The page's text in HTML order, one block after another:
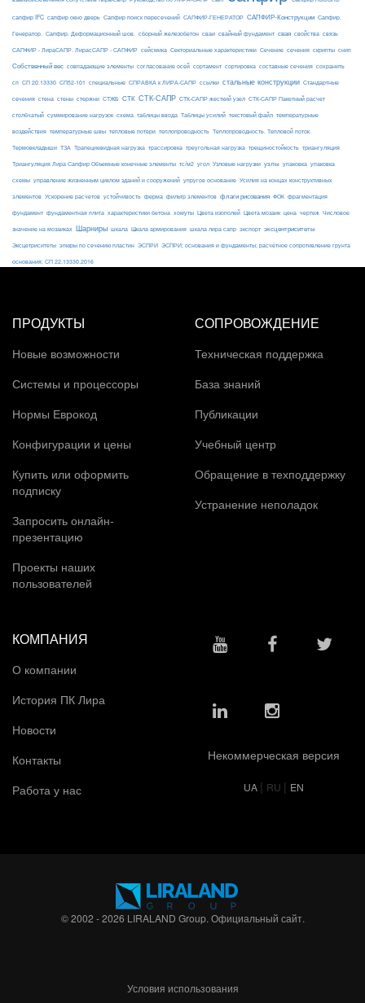
сапфир IFC сапфир окно дверь Сапфир поиск пересечений САПФИР-ГЕНЕРАТОР САПФИР-Конструкции Сапфир.
Генератор. Сапфир. Деформационный шов. сборный железобетон сваи свайный фундамент свая свойства связь
САПФИР - ЛираСАПР. ЛирасСАПР - САПФИР сейсмика Секториальные характеристики Сечение сечения скрипты снип
Собственный вес совпадающие элементы согласование осей сортамент сортировка составные сечения сохранить
сп СП 20.13330 СП52-101 специальные СПРАВКА к ЛИРА-САПР ссылки стальные конструкции Стандартные
сечения стена стены стержни СТЖБ СТК СТК-САПР СТК-САПР жесткий узел СТК-САПР Пакетный расчет
столбчатый суммирование нагрузок схема таблицы ввода Таблицы усилий текстовый файл температурные
воздействия температурные швы тепловые потери теплопроводность Теплопроводность. Тепловой поток.
Термовкладыши ТЗА Трапециевидная нагрузка трассировка треугольная нагрузка трещиностойкость триангуляция
Триангуляция Лира Сапфир Объемные конечные элементы тс/м2 угол Узловые нагрузки узлы упаковка упаковка
схемы управление жизненным циклом зданий и сооружений упругое основание Усилия на концах конструктивных
элементов Ускорение расчетов устойчивость ферма фильтр элементов флаги рисования ФОК фрагментация
фундамент фундаментная плита характеристики бетона хомуты Цвета изополей Цвета мозаик цена чертеж Числовое
значение на мозаиках Шарниры шкала Шкала армирования шкала лира сапр экспорт эксцентриситеты
Эксцетриситеты эпюры по сечению пластин ЭСПРИ ЭСПРИ; основания и фундаменты; расчётное сопротивление грунта
основания; СП 22.13330.2016
ПРОДУКТЫ
Новые возможности
Системы и процессоры
Нормы Еврокод
Конфигурации и цены
Купить или оформить
подписку
Запросить онлайн-
презентацию
Проекты наших
пользователей
СОПРОВОЖДЕНИЕ
Техническая поддержка
База знаний
Публикации
Учебный центр
Обращение в техподдержку
Устранение неполадок
КОМПАНИЯ
О компании
История ПК Лира
Новости
Контакты
Работа у нас
Некоммерческая версия
UA | RU | EN
© 2002 - 2026 LIRALAND Group. Официальный сайт.
Условия использования